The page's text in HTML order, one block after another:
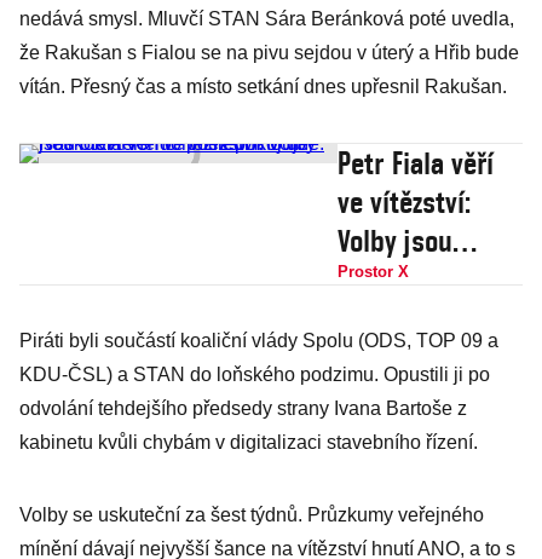
nedává smysl. Mluvčí STAN Sára Beránková poté uvedla,
že Rakušan s Fialou se na pivu sejdou v úterý a Hřib bude
vítán. Přesný čas a místo setkání dnes upřesnil Rakušan.
Petr Fiala věří
ve vítězství:
Volby jsou
otevřené do
Náskok ANO ho
neznepokojuje
Prostor X
Piráti byli součástí koaliční vlády Spolu (ODS, TOP 09 a
KDU-ČSL) a STAN do loňského podzimu. Opustili ji po
odvolání tehdejšího předsedy strany Ivana Bartoše z
kabinetu kvůli chybám v digitalizaci stavebního řízení.
Volby se uskuteční za šest týdnů. Průzkumy veřejného
mínění dávají nejvyšší šance na vítězství hnutí ANO, a to s